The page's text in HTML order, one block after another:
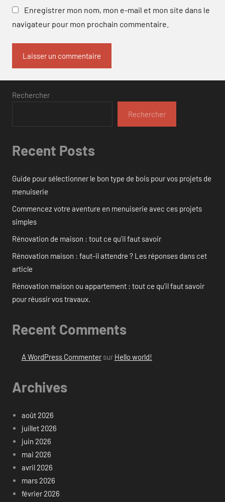
Enregistrer mon nom, mon e-mail et mon site dans le
navigateur pour mon prochain commentaire.
Rechercher
Rechercher
Recent Posts
Guide pour sélectionner le bon type de bois pour vos projets de
menuiserie
Commencez votre aventure en menuiserie avec ces projets
simples
Rénovation de maison : tout ce qu’il faut savoir
Rénovation maison : faut-il attendre ? Les réponses dans cet
article
Rénovation maison ou appartement : tout ce qu’il faut savoir
pour réussir vos travaux.
Recent Comments
A WordPress Commentersur Hello world!
Archives
août 2026
juillet 2026
juin 2026
mai 2026
avril 2026
mars 2026
février 2026